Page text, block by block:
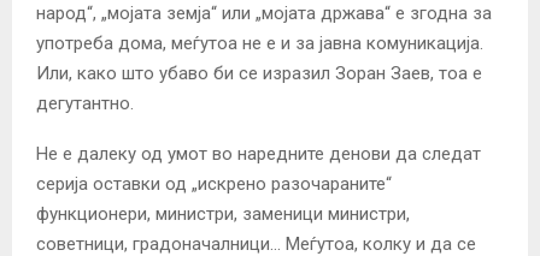
народ“, „мојата земја“ или „мојата држава“ е згодна за
употреба дома, меѓутоа не е и за јавна комуникација.
Или, како што убаво би се изразил Зоран Заев, тоа е
дегутантно.
Не е далеку од умот во наредните денови да следат
серија оставки од „искрено разочараните“
функционери, министри, заменици министри,
советници, градоначалници… Меѓутоа, колку и да се